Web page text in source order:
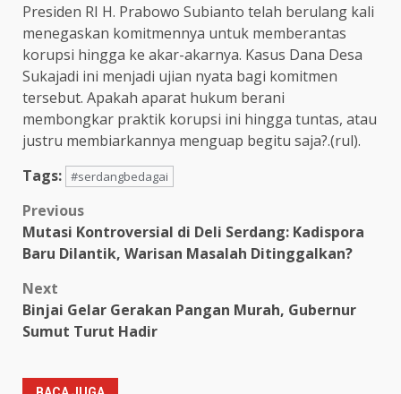
Presiden RI H. Prabowo Subianto telah berulang kali
menegaskan komitmennya untuk memberantas
korupsi hingga ke akar-akarnya. Kasus Dana Desa
Sukajadi ini menjadi ujian nyata bagi komitmen
tersebut. Apakah aparat hukum berani
membongkar praktik korupsi ini hingga tuntas, atau
justru membiarkannya menguap begitu saja?.(rul).
Tags: #serdangbedagai
Post
navigation
Previous
Mutasi Kontroversial di Deli Serdang: Kadispora
Baru Dilantik, Warisan Masalah Ditinggalkan?
Next
Binjai Gelar Gerakan Pangan Murah, Gubernur
Sumut Turut Hadir